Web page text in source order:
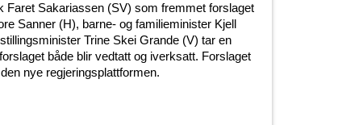
Faret Sakariassen (SV) som fremmet forslaget
Sanner (H), barne- og familieminister Kjell
Trine Skei Grande (V) tar en
både blir vedtatt og iverksatt. Forslaget
nye regjeringsplattformen.